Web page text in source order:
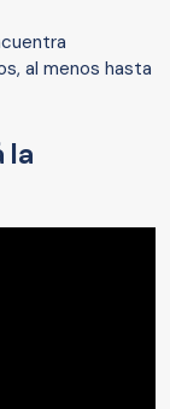
al menos hasta
la